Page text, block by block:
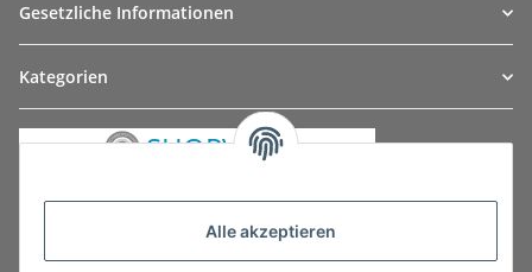
Gesetzliche Informationen
Kategorien
Alle akzeptieren